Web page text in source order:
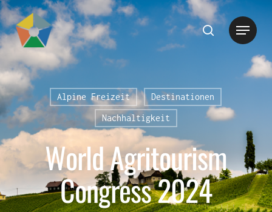
Alpine Freizeit Destinationen
Nachhaltigkeit
World Agritourism
Congress 2024